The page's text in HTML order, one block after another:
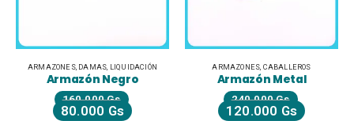
ARMAZONES, DAMAS LIQUIDACIÓN
Armazón Negro
160.000Gs
80.000 Gs
ARMAZONES CABALLEROS
Armazón Metal
240.000Gs
120.000 Gs